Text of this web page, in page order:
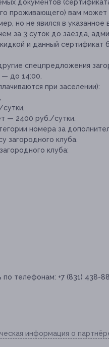
документов
проживающего) вам может
но не явился в
за 3 суток до заезда,
и данный сертификат
спецпредложения
до 14:00.
при заселении):
— 2400 руб./сутки.
номера за
загородного клуба.
клуба:
телефонам: +7 (831) 438-
информация о